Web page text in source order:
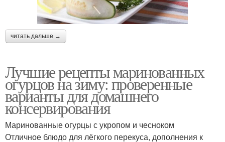
читать дальше →
Лучшие рецепты маринованных
огурцов на зиму: проверенные
варианты для домашнего
консервирования
Маринованные огурцы с укропом и чесноком
Отличное блюдо для лёгкого перекуса, дополнения к